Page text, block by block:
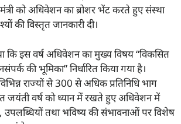
को अधिवेशन का ब्रोशर भेंट करते हुए संस्था
की विस्तृत जानकारी दी।
कि इस वर्ष अधिवेशन का मुख्य विषय “विकसित
की भूमिका” निर्धारित किया गया है।
राज्यों से 300 से अधिक प्रतिनिधि भाग
जयंती वर्ष को ध्यान में रखते हुए अधिवेशन में
उपलब्धियों तथा भविष्य की संभावनाओं पर विशेष